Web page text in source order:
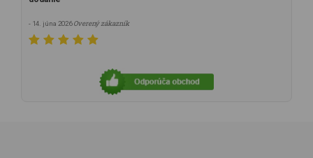
- 14. júna 2026Overený zákazník